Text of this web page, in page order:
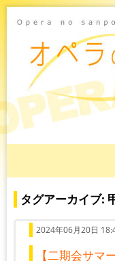
タグアーカイブ:
2024年06月20日
【二期会サマ